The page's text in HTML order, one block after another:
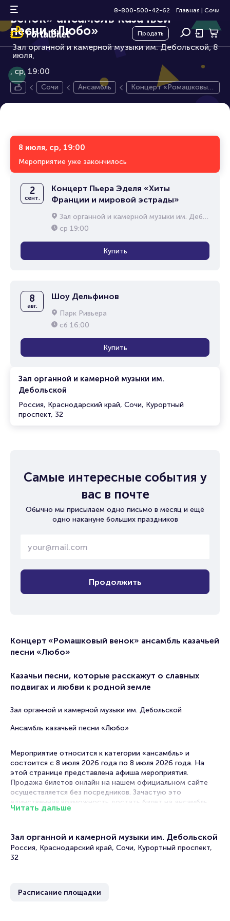
8-800-500-42-62 Главная Сочи
Продать
Концерт «Ромашковый
венок» ансамбль казачьей
песни «Любо»
Зал органной и камерной музыки им. Дебольской, 8
июля,
12+
ср, 19:00
Сочи Ансамбль
Концерт «Ромашковый
8 июля, ср, 19:00
Мероприятие уже закончилось
Зал органной и камерной музыки им.
Дебольской
Россия, Краснодарский край, Сочи, Курортный
проспект, 32
2
сент.
Концерт Пьера Эделя «Хиты
Франции и мировой эстрады»
Зал органной и камерной музыки им. Дебольской
ср 19:00
Купить
8
авг.
Шоу Дельфинов
Парк Ривьера
сб 16:00
Купить
Самые интересные события у
вас в почте
Обычно мы присылаем одно письмо в месяц и ещё
одно накануне больших праздников
Продолжить
Концерт «Ромашковый венок» ансамбль казачьей
песни «Любо»
Казачьи песни, которые расскажут о славных
подвигах и любви к родной земле
Зал органной и камерной музыки им. Дебольской
Ансамбль казачьей песни «Любо»
Мероприятие относится к категории «ансамбль» и
состоится с 8 июля 2026 года по 8 июля 2026 года. На
этой странице представлена афиша мероприятия.
Продажа билетов онлайн на нашем официальном сайте
осуществляется без посредников. Зачастую это
единственная возможность достать билет на ансамбль.
«Любо»
Portalbilet – удобный и надежный сервис для покупки и
ваше имя занимает не более двух минут. Билеты на
Читать дальше
Зал органной и камерной музыки им. Дебольской
Россия, Краснодарский край, Сочи, Курортный проспект,
32
Расписание площадки